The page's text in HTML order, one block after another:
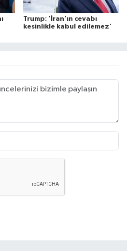
Trump: 'İran'ın cevabı
kesinlikle kabul edilemez'